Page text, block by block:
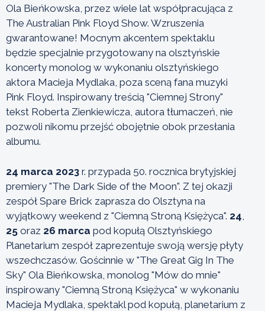
Ola Bieńkowska, przez wiele lat współpracująca z
The Australian Pink Floyd Show. Wzruszenia
gwarantowane! Mocnym akcentem spektaklu
będzie specjalnie przygotowany na olsztyńskie
koncerty monolog w wykonaniu olsztyńskiego
aktora Macieja Mydlaka, poza sceną fana muzyki
Pink Floyd. Inspirowany treścią "Ciemnej Strony"
tekst Roberta Zienkiewicza, autora tłumaczeń, nie
pozwoli nikomu przejść obojętnie obok przesłania
albumu.
24 marca 2023 r. przypada 50. rocznica brytyjskiej
premiery "The Dark Side of the Moon". Z tej okazji
zespół Spare Brick zaprasza do Olsztyna na
wyjątkowy weekend z "Ciemną Stroną Księżyca". 24
25 oraz 26 marca pod kopułą Olsztyńskiego
Planetarium zespół zaprezentuje swoją wersję płyty
wszechczasów. Gościnnie w "The Great Gig In The
Sky" Ola Bieńkowska, monolog "Mów do mnie"
inspirowany "Ciemną Stroną Księżyca" w wykonaniu
Macieja Mydlaka, spektakl pod kopułą, planetarium z